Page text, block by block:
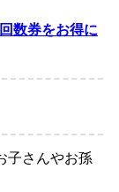
数券をお得に
子さんやお孫